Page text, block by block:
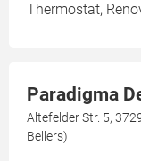
Thermostat,
Paradigma
Altefelder Str. 5,
Bellers)